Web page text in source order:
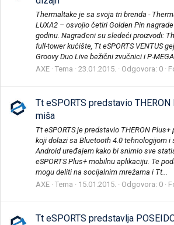
Thermaltake je sa svoja tri brenda -
LUXA2 – osvojio četiri Golden Pin
godinu. Nagrađeni su sledeći proizvodi:
full-tower kućište, Tt eSPORTS VENTUS
Groovy Duo Live bežični zvučnici i P-MEGA
AXE Tema 23.01.2015. Odgovora: 0
Tt eSPORTS predstavio
miša
Tt eSPORTS je predstavio THERON
koji dolazi sa Bluetooth 4.0 tehnologijom i
Android uređajem kako bi snimio sve
eSPORTS Plus+ mobilnu aplikaciju. Te
mogu deliti na socijalnim mrežama i Tt...
AXE Tema 15.01.2015. Odgovora: 0
Tt eSPORTS predstavlja